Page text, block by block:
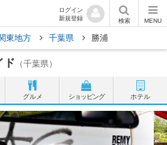
ログイン
新規登録
検索 MENU
東地方 千葉県 勝浦
ド （千葉県）
グルメ ショッピング ホテル